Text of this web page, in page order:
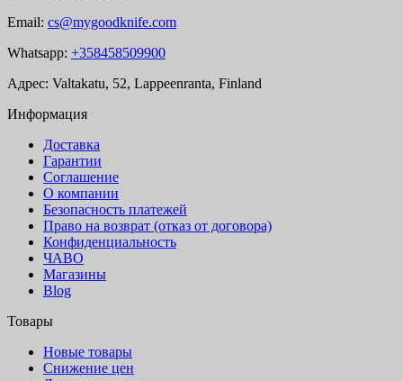
Email: cs@mygoodknife.com
Whatsapp: +358458509900
Адрес: Valtakatu, 52, Lappeenranta, Finland
Информация
Доставка
Гарантии
Соглашение
О компании
Безопасность платежей
Право на возврат (отказ от договора)
Конфиденциальность
ЧАВО
Магазины
Blog
Товары
Новые товары
Снижение цен